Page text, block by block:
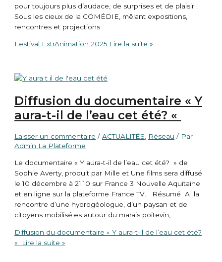
pour toujours plus d’audace, de surprises et de plaisir !
Sous les cieux de la COMÉDIE, mêlant expositions,
rencontres et projections
Festival ExtrAnimation 2025 Lire la suite »
Diffusion du documentaire « Y
aura-t-il de l’eau cet été? «
Laisser un commentaire /ACTUALITÉS, Réseau / Par
Admin La Plateforme
Le documentaire « Y aura-t-il de l’eau cet été? » de
Sophie Averty, produit par Mille et Une films sera diffusé
le 10 décembre à 21:10 sur France 3 Nouvelle Aquitaine
et en ligne sur la plateforme France TV. Résumé A la
rencontre d’une hydrogéologue, d’un paysan et de
citoyens mobilisé·es autour du marais poitevin,
Diffusion du documentaire « Y aura-t-il de l’eau cet été?
«
Lire la suite »